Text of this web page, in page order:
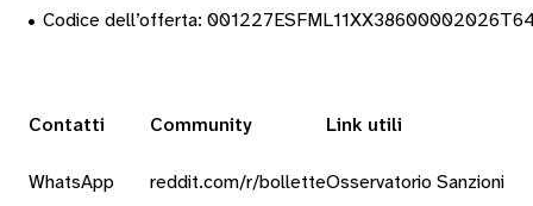
• Codice dell’offerta:
Contatti
WhatsApp
Community
reddit.com/r/bollette
Link utili
Osservatorio Sanzioni